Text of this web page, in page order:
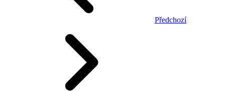
Předchozí